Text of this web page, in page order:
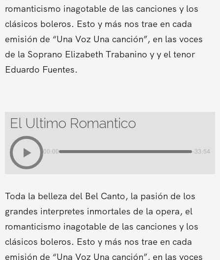
romanticismo inagotable de las canciones y los
clásicos boleros. Esto y más nos trae en cada
emisión de “Una Voz Una canción”, en las voces
de la Soprano Elizabeth Trabanino y y el tenor
Eduardo Fuentes.
El Ultimo Romantico
00:00 -33:54
Toda la belleza del Bel Canto, la pasión de los
grandes interpretes inmortales de la opera, el
romanticismo inagotable de las canciones y los
clásicos boleros. Esto y más nos trae en cada
emisión de “Una Voz Una canción”, en las voces